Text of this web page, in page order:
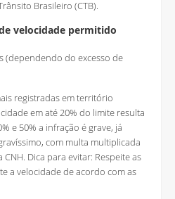
Brasileiro (CTB).
velocidade permitido
(dependendo do excesso de
registradas em território
em até 20% do limite resulta
e 50% a infração é grave, já
com multa multiplicada
Dica para evitar: Respeite as
a velocidade de acordo com as